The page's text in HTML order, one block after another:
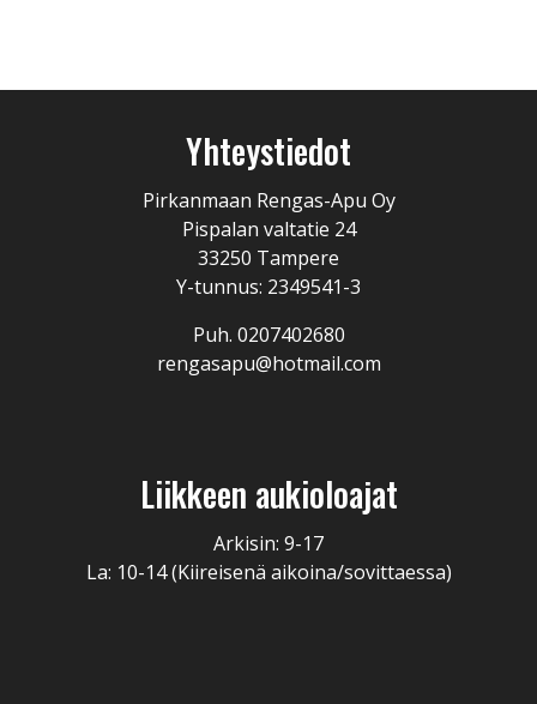
Yhteystiedot
Pirkanmaan Rengas-Apu Oy
Pispalan valtatie 24
33250 Tampere
Y-tunnus: 2349541-3
Puh. 0207402680
rengasapu@hotmail.com
Liikkeen aukioloajat
Arkisin: 9-17
La: 10-14 (Kiireisenä aikoina/sovittaessa)